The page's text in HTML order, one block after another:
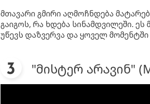
მთავარი გმირი აღმოჩნდება
გაიგოს, რა ხდება სინამდვილეში.
უწევს დაზვერვა და ყოველ მომენტში
"მისტერ არავინ"